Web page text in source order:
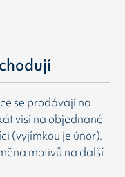
se prodávají na
visí na objednané
(vyjímkou je únor).
motivů na další